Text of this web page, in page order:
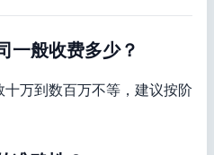
一般收费多少？
万到数百万不等，建议按阶